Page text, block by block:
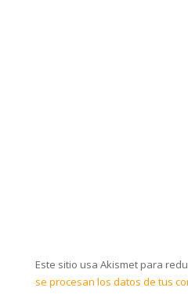
Este sitio usa Akismet para
se procesan los datos de tus